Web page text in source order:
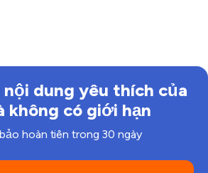
dung yêu thích của
không có giới hạn
hoàn tiền trong 30 ngày